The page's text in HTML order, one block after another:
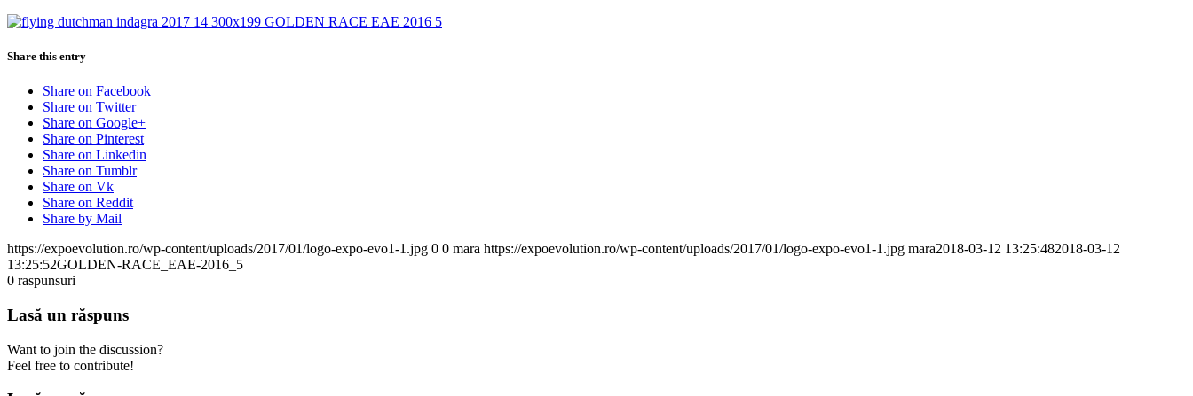
Share this entry
Share on Facebook
Share on Twitter
Share on Google+
Share on Pinterest
Share on Linkedin
Share on Tumblr
Share on Vk
Share on Reddit
Share by Mail
https://expoevolution.ro/wp-content/uploads/2017/01/logo-expo-evo1-1.jpg 0 0 mara https://expoevolution.ro/wp-content/uploads/2017/01/logo-expo-evo1-1.jpg mara2018-03-12 13:25:482018-03-12
13:25:52GOLDEN-RACE_EAE-2016_5
0 raspunsuri
Lasă un răspuns
Want to join the discussion?
Feel free to contribute!